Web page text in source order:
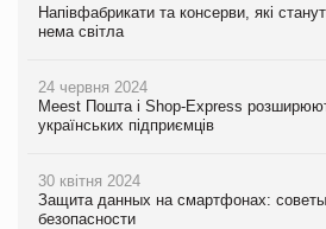
Напівфабрикати та консерви, які
нема світла
24 червня 2024
Meest Пошта і Shop-Express
українських підприємців
30 квітня 2024
Защита данных на смартфонах:
безопасности